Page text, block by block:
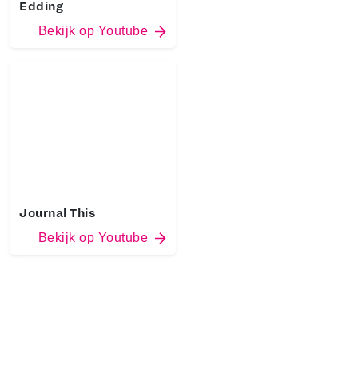
Edding
Bekijk op Youtube
Journal This
Bekijk op Youtube